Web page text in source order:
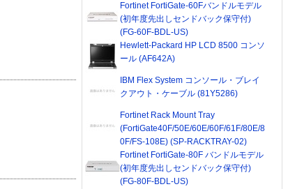
Fortinet FortiGate-60Fバンドルモデル
(初年度先出しセンドバック保守付)
(FG-60F-BDL-US)
Hewlett-Packard HP LCD 8500 コンソ
ール (AF642A)
IBM Flex System コンソール・ブレイ
クアウト・ケーブル (81Y5286)
Fortinet Rack Mount Tray
(FortiGate40F/50E/60E/60F/61F/80E/8
0F/FS-108E) (SP-RACKTRAY-02)
Fortinet FortiGate-80F バンドルモデル
(初年度先出しセンドバック保守付)
(FG-80F-BDL-US)